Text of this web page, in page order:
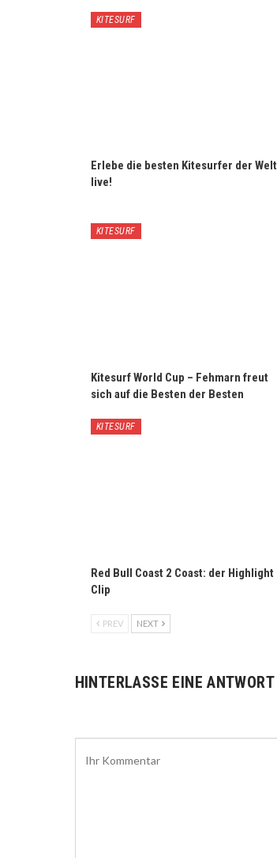
KITESURF
Erlebe die besten Kitesurfer der Welt
live!
KITESURF
Kitesurf World Cup – Fehmarn freut
sich auf die Besten der Besten
KITESURF
Red Bull Coast 2 Coast: der Highlight
Clip
PREV NEXT
HINTERLASSE EINE ANTWORT